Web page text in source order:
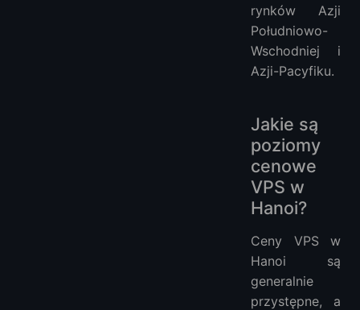
rynków Azji
Południowo-
Wschodniej i
Azji-Pacyfiku.
Jakie są
poziomy
cenowe
VPS w
Hanoi?
Ceny VPS w
Hanoi są
generalnie
przystępne, a